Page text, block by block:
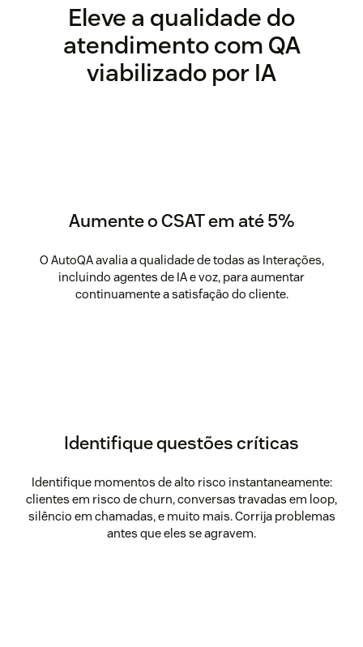
Eleve a qualidade do
atendimento com QA
viabilizado por IA
Aumente o CSAT em até 5%
O AutoQA avalia a qualidade de todas as Interações,
incluindo agentes de IA e voz, para aumentar
continuamente a satisfação do cliente.
Identifique questões críticas
Identifique momentos de alto risco instantaneamente:
clientes em risco de churn, conversas travadas em loop,
silêncio em chamadas, e muito mais. Corrija problemas
antes que eles se agravem.